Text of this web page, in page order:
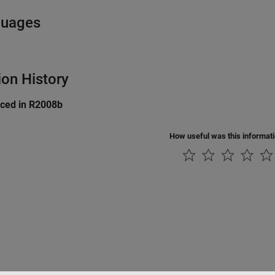
History
in R2008b
How useful was this